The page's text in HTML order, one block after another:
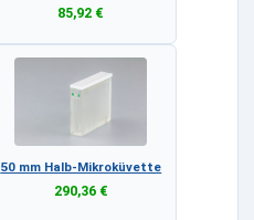
85,92 €
50 mm Halb-Mikroküvette
290,36 €